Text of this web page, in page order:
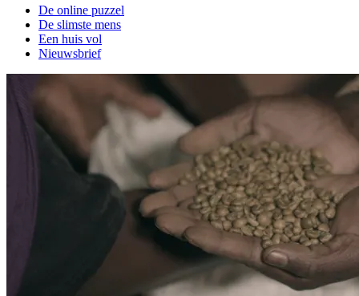
De online puzzel
De slimste mens
Een huis vol
Nieuwsbrief